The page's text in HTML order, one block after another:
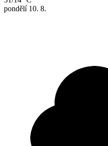
pondělí 10. 8.